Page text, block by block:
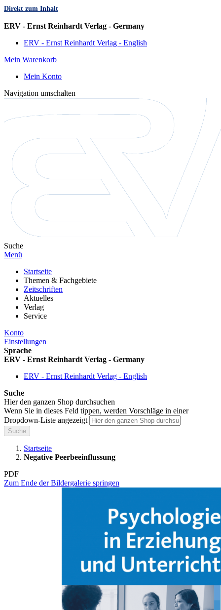
Direkt zum Inhalt
ERV - Ernst Reinhardt Verlag - Germany
ERV - Ernst Reinhardt Verlag - English
Mein Warenkorb
Mein Konto
Navigation umschalten
Suche
Menü
Startseite
Themen & Fachgebiete
Zeitschriften
Aktuelles
Verlag
Service
Konto
Einstellungen
Sprache
ERV - Ernst Reinhardt Verlag - Germany
ERV - Ernst Reinhardt Verlag - English
Suche
Hier den ganzen Shop durchsuchen
Wenn Sie in dieses Feld tippen, werden Vorschläge in einer
Dropdown-Liste angezeigt
Suche
Startseite
Negative Peerbeeinflussung
PDF
Zum Ende der Bildergalerie springen